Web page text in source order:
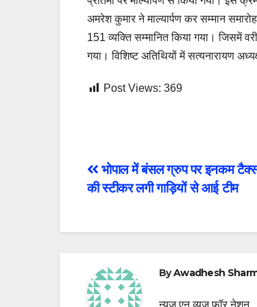
अमरेश कुमार ने माल्यार्पण कर सम्मान
151 व्यक्ति सम्मानित किया गया। जिसमें
गया। विशिष्ट अतिथियों में सत्यनारायण
Post Views: 369
Post
navigation
भोपाल में बंसल ग्रुप पर इनकम
की स्टीकर लगी गाड़ियों से आई टीम
ByAwadhesh
न्यूज एन व्यूज फॉर नेशन